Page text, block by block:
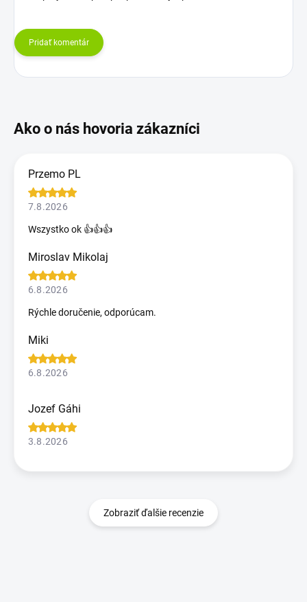
Pridať komentár
Przemo PL
7.8.2026
Wszystko ok 👍👍👍
Miroslav Mikolaj
6.8.2026
Rýchle doručenie, odporúcam.
Miki
6.8.2026
Jozef Gáhi
3.8.2026
Zobraziť ďalšie recenzie